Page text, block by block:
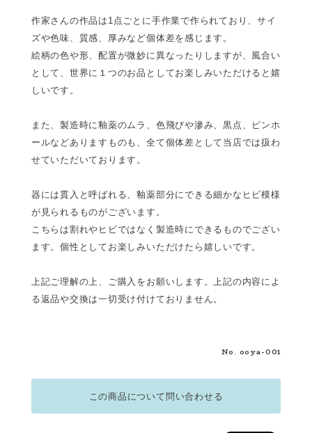
作家さんの作品は1点ごとに手作業で作られており、サイ
ズや色味、質感、厚みなど個体差を感じます。
絵柄の色や形、配置が微妙に異なったりしますが、風合い
として、世界に１つのお品としてお楽しみいただけると嬉
しいです。
また、製造時に釉薬のムラ、色飛びや滲み、黒点、ピンホ
ールなどありますものも、全て個体差として当店では扱わ
せていただいております。
器には貫入と呼ばれる、釉薬部分にできる細かなヒビ模様
が見られるものがございます。
こちらは割れやヒビではなく製造時にできるものでござい
ます。個性としてお楽しみいただけたら嬉しいです。
上記ご理解の上、ご購入をお願いします。上記の内容によ
る返品や交換は一切受け付けておりません。
No. ooya-001
この商品について問い合わせる